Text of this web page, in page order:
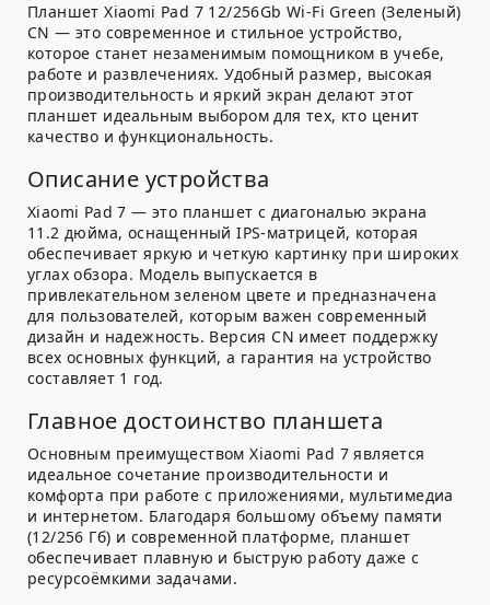
Планшет Xiaomi Pad 7 12/256Gb Wi-Fi Green (Зеленый)
CN — это современное и стильное устройство,
которое станет незаменимым помощником в учебе,
работе и развлечениях. Удобный размер, высокая
производительность и яркий экран делают этот
планшет идеальным выбором для тех, кто ценит
качество и функциональность.
Описание устройства
Xiaomi Pad 7 — это планшет с диагональю экрана
11.2 дюйма, оснащенный IPS-матрицей, которая
обеспечивает яркую и четкую картинку при широких
углах обзора. Модель выпускается в
привлекательном зеленом цвете и предназначена
для пользователей, которым важен современный
дизайн и надежность. Версия CN имеет поддержку
всех основных функций, а гарантия на устройство
составляет 1 год.
Главное достоинство планшета
Основным преимуществом Xiaomi Pad 7 является
идеальное сочетание производительности и
комфорта при работе с приложениями, мультимедиа
и интернетом. Благодаря большому объему памяти
(12/256 Гб) и современной платформе, планшет
обеспечивает плавную и быструю работу даже с
ресурсоёмкими задачами.